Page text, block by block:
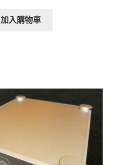
加入購物車